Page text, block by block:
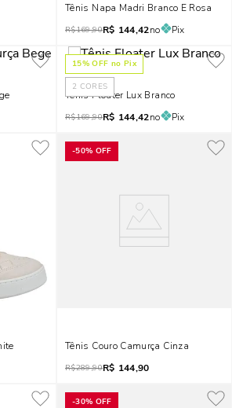
Tênis Napa Madri Branco E Rosa
R$169,90R$ 144,42no Pix
15% OFF no Pix
2 CORES
Tênis Floater Lux Branco
R$169,90R$ 144,42no Pix
-50% OFF
Tênis Couro Camurça Cinza
R$289,90R$ 144,90
-30% OFF